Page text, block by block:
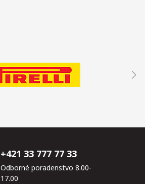
+421 33 777 77 33
Odborné poradenstvo 8.00-
17.00